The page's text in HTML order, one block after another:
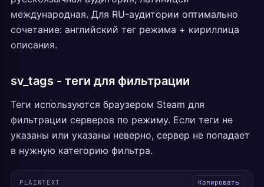
международная. Для RU-аудитории оптимально
сочетание: английский тег режима + кириллица
описания.
sv_tags - теги для фильтрации
Теги используются браузером Steam для
фильтрации серверов по режиму. Если теги не
указаны или указаны неверно, сервер не попадает
в нужную категорию фильтра.
PLAINTEXT Копировать